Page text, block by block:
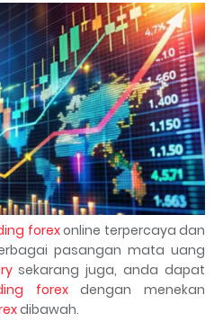
forexonline terpercaya dan
pasangan mata uang
sekarang juga, anda dapat
forexdengan menekan
dibawah.